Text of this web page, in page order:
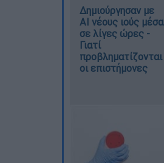
Δημιούργησαν με
AI νέους ιούς μέσα
σε λίγες ώρες -
Γιατί
προβληματίζονται
οι επιστήμονες